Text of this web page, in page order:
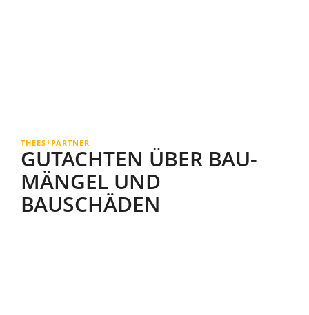
THEES+PARTNER
GUTACHTEN ÜBER BAU­
MÄNGEL UND
BAUSCHÄDEN